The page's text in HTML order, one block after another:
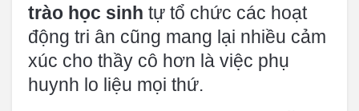
trào học sinh tự tổ chức các hoạt
động tri ân cũng mang lại nhiều cảm
xúc cho thầy cô hơn là việc phụ
huynh lo liệu mọi thứ.